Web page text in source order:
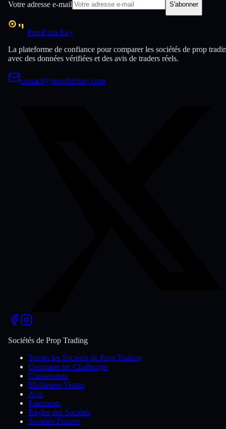
Votre adresse e-mail S'abonner
PropFirm Key
La plateforme de confiance pour comparer les sociétés de prop
avec des données vérifiées et des avis de traders réels.
contact@propfirmkey.com
Sociétés de Prop Trading
Toutes les Sociétés de Prop Trading
Comparer les Challenges
Classements
Meilleures Ventes
Avis
Paiements
Règles des Sociétés
Sociétés Futures